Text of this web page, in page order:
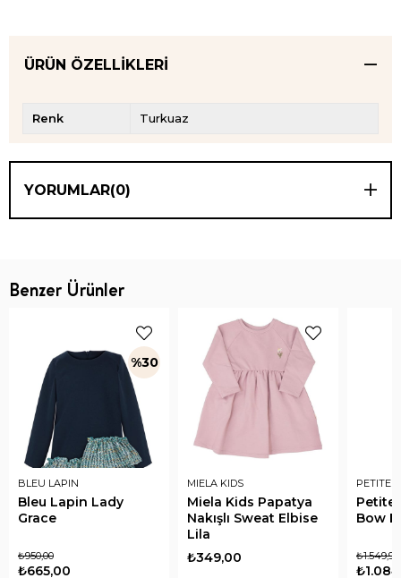
ÜRÜN ÖZELLIKLERI
Renk Turkuaz
YORUMLAR(0)
Benzer Ürünler
BLEU LAPIN
Bleu Lapin Lady
Grace
₺665,00
₺950,00
%30
MIELA KIDS
Miela Kids Papatya
Nakışlı Sweat Elbise
Lila
₺349,00
PETITE
Petite
Bow
₺1.549,90